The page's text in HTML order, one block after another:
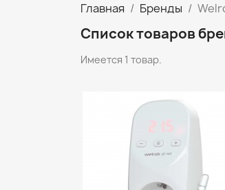
Главная Бренды
Список товаров
Имеется 1 товар.